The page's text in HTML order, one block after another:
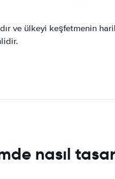
ve ülkeyi keşfetmenin
nasıl